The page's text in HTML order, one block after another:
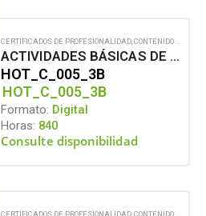
CERTIFICADOS DE PROFESIONALIDAD CONTENIDO EN FORMATO DIGITAL
ACTIVIDADES BÁSICAS DE LAVANDERÍA Y LENCERÍA
HOT_C_005_3B
HOT_C_005_3B
Formato: Digital
Horas: 840
Consulte disponibilidad